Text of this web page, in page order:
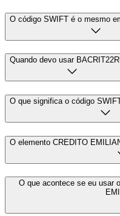
O código SWIFT é o mesmo
Quando devo usar
O que significa o código
O elemento CREDITO
O que acontece se eu usar